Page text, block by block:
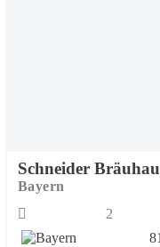
Schneider
Bayern
2